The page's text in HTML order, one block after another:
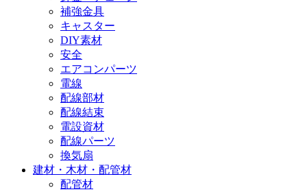
補強金具
キャスター
DIY素材
安全
エアコンパーツ
電線
配線部材
配線結束
電設資材
配線パーツ
換気扇
建材・木材・配管材
配管材